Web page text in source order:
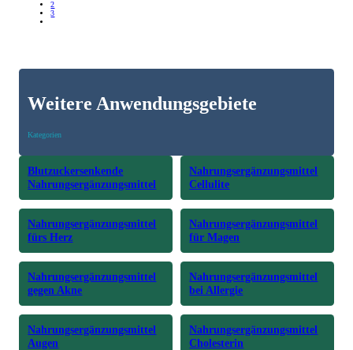
2
3
Weitere Anwendungsgebiete
Kategorien
Blutzuckersenkende
Nahrungsergänzungsmittel
Nahrungsergänzungsmittel
Cellulite
Nahrungsergänzungsmittel
fürs Herz
Nahrungsergänzungsmittel
für Magen
Nahrungsergänzungsmittel
gegen Akne
Nahrungsergänzungsmittel
bei Allergie
Nahrungsergänzungsmittel
Augen
Nahrungsergänzungsmittel
Cholesterin